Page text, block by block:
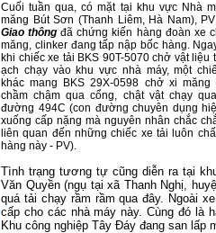
Cuối tuần qua, có mặt tại khu vực Nhà
măng Bút Sơn (Thanh Liêm, Hà Nam), PV
Giao thông đã chứng kiến hàng đoàn xe
măng, clinker đang tấp nập bốc hàng.
khi chiếc xe tải BKS 90T-5070 chở vật liệu
ạch chạy vào khu vực nhà máy, một
khác mang BKS 29X-0598 chở xi măng
chầm chậm qua cổng, chật vật chạy
đường 494C (con đường chuyên dụng
xuống cấp nặng mà nguyên nhân chắc
liên quan đến những chiếc xe tải luôn
hàng này - PV).
Tình trạng tương tự cũng diễn ra tại
Văn Quyền (ngụ tại xã Thanh Nghị,
quá tải chạy rầm rầm qua đây. Ngoài
cấp cho các nhà máy này. Cùng đó là
Khu công nghiệp Tây Đáy đang san lấp